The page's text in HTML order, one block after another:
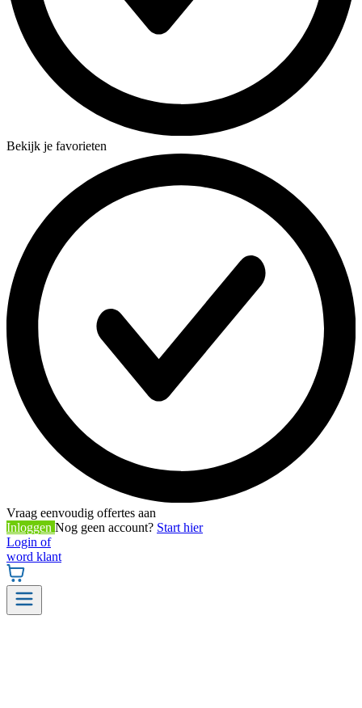
Bekijk je favorieten
Vraag eenvoudig offertes aan
Inloggen Nog geen account? Start hier
Login of
word klant